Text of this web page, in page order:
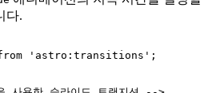
다.
' astro:transitions ' ;